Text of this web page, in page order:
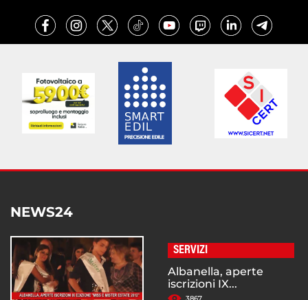
NEWS24
SERVIZI
Albanella, aperte
iscrizioni IX...